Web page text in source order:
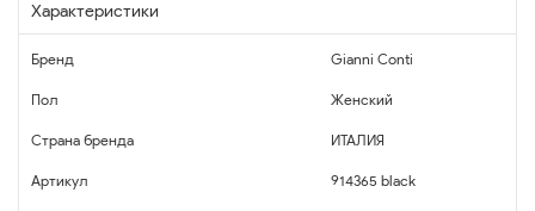
Характеристики
Бренд Gianni Conti
Пол Женский
Страна бренда ИТАЛИЯ
Артикул 914365 black